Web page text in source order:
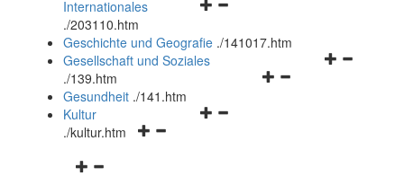
Navigationsmenü
und
schließen
Internationales
./203110.htm
Geschichte und Geografie ./141017.htm
Navigationsmenü
Gesellschaft und Soziales
./139.htm
Navigationsmenü
Gesundheit ./141.htm
Navigationsmenü
Kultur
./kultur.htm
Navigationsmenü